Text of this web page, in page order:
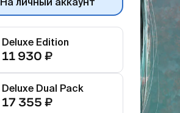
Deluxe Edition
11 930 ₽
Deluxe Dual Pack
17 355 ₽